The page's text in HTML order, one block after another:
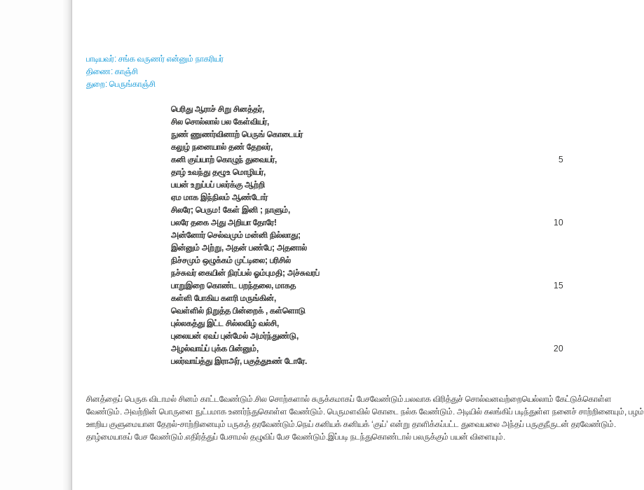
பாடியவர்: சங்க வருணர் என்னும் நாகரியர்
திணை: காஞ்சி
துறை: பெருங்காஞ்சி
பெரிது ஆராச் சிறு சினத்தர்,
சில சொல்லால் பல கேள்வியர்,
நுண் ணுணர்வினாற் பெருங் கொடையர்
கலுழ் நனையால் தண் தேறலர்,
கனி குய்யாற் கொழுந் துவையர்,
5
தாழ் உவந்து தழூஉ மொழியர்,
பயன் உறுப்பப் பலர்க்கு ஆற்றி
ஏம மாக இந்நிலம் ஆண்டோர்
சிலரே; பெரும! கேள் இனி ; நாளும்,
பலரே தகை அது அறியா தோரே!
10
அன்னோர் செல்வமும் மன்னி நில்லாது;
இன்னும் அற்று, அதன் பண்பே; அதனால்
நிச்சமும் ஒழுக்கம் முட்டிலை; பரிசில்
நச்சுவர் கையின் நிரப்பல் ஓம்புமதி; அச்சுவரப்
பாறுஇறை கொண்ட பறந்தலை, மாகத
15
கள்ளி போகிய களரி மருங்கின்,
வெள்ளில் நிறுத்த பின்றைக் , கள்ளொடு
புல்லகத்து இட்ட சில்லவிழ் வல்சி,
புலையன் ஏவப் புன்மேல் அமர்ந்துண்டு,
அழல்வாய்ப் புக்க பின்னும்,
20
பலர்வாய்த்து இராஅர், பகுத்துஉண் டோரே.
சினத்தைப் பெருக விடாமல் சினம் காட்டவேண்டும்.சில சொற்களால் சுருக்கமாகப் பேசவேண்டும்.பலவாக விரித்துச் சொல்வனவற்றையெல்லாம் கேட்டுக்கொள்ள
வேண்டும். அவற்றின் பொருளை நுட்பமாக உணர்ந்துகொள்ள வேண்டும். பெருமளவில் கொடை நல்க வேண்டும். அடியில் கலங்கிப் படிந்துள்ள நனைச் சாற்றினையும், பழம்
ஊறிய குளுமையான தேறல்-சாற்றினையும் பருகத் தரவேண்டும்.நெய் கனியக் கனியக் ‘குய்’ என்று தாளிக்கப்பட்ட துவையலை அந்தப் பருகுநீருடன் தரவேண்டும்.
தாழ்மையாகப் பேச வேண்டும்.எதிர்த்துப் பேசாமல் தழுவிப் பேச வேண்டும்.இப்படி நடந்துகொண்டால் பலருக்கும் பயன் விளையும்.